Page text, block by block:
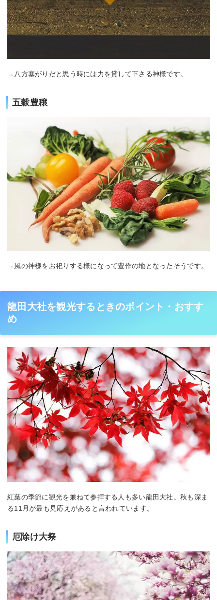
→八方塞がりだと思う時には力を貸して下さる神様です。
五穀豊穣
→風の神様をお祀りする様になって豊作の地となったそうです。
龍田大社を観光するときのポイント・おすす
め
紅葉の季節に観光を兼ねて参拝する人も多い龍田大社。秋も深ま
る11月が最も見応えがあると言われています。
厄除け大祭